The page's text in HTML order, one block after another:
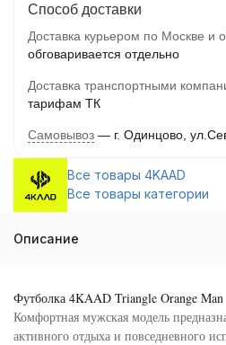
Способ доставки
Доставка курьером по Москве и
обговаривается отдельно
Доставка транспортными
тарифам ТК
Самовывоз г. Одинцово,
Все товары 4KAAD
Все товары категории
Описание
Футболка 4KAAD Triangle Orange Man
Комфортная мужская модель
активного отдыха и повседневного